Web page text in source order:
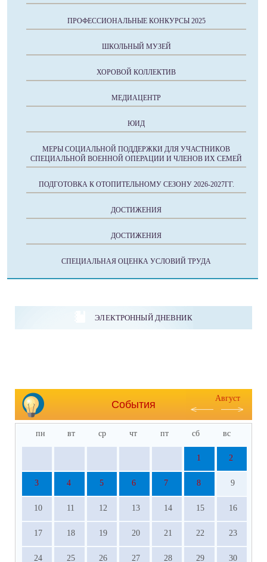
ПРОФЕССИОНАЛЬНЫЕ КОНКУРСЫ 2025
ШКОЛЬНЫЙ МУЗЕЙ
ХОРОВОЙ КОЛЛЕКТИВ
МЕДИАЦЕНТР
ЮИД
МЕРЫ СОЦИАЛЬНОЙ ПОДДЕРЖКИ ДЛЯ УЧАСТНИКОВ
СПЕЦИАЛЬНОЙ ВОЕННОЙ ОПЕРАЦИИ И ЧЛЕНОВ ИХ СЕМЕЙ
ПОДГОТОВКА К ОТОПИТЕЛЬНОМУ СЕЗОНУ 2026-2027ГГ.
ДОСТИЖЕНИЯ
ДОСТИЖЕНИЯ
СПЕЦИАЛЬНАЯ ОЦЕНКА УСЛОВИЙ ТРУДА
ЭЛЕКТРОННЫЙ ДНЕВНИК
События
Август
пн вт ср чт пт сб вс
1 2
3 4 5 6 7 8 9
10 11 12 13 14 15 16
17 18 19 20 21 22 23
24 25 26 27 28 29 30